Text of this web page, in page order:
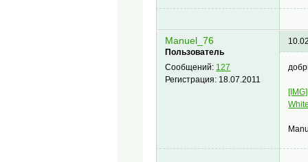
Manuel_76
Пользователь
Сообщений: 127
Регистрация: 18.07.2011